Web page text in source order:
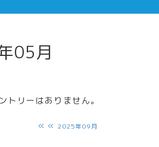
05月
トリーはありません。
«2025年09月